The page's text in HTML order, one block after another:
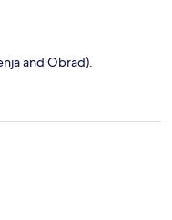
and Obrad).